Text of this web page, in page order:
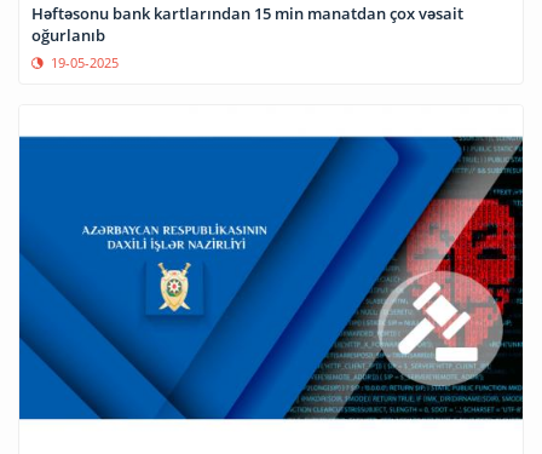
Həftəsonu bank kartlarından 15 min manatdan çox vəsait
oğurlanıb
19-05-2025